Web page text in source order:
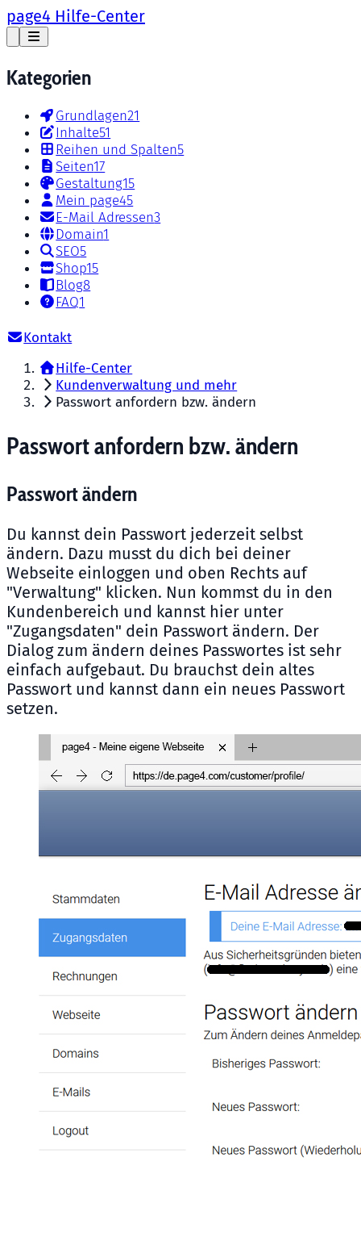
page4 Hilfe-Center
Kategorien
Grundlagen21
Inhalte51
Reihen und Spalten5
Seiten17
Gestaltung15
Mein page45
E-Mail Adressen3
Domain1
SEO5
Shop15
Blog8
FAQ1
Kontakt
Hilfe-Center
Kundenverwaltung und mehr
Passwort anfordern bzw. ändern
Passwort anfordern bzw. ändern
Passwort ändern
Du kannst dein Passwort jederzeit selbst
ändern. Dazu musst du dich bei deiner
Webseite einloggen und oben Rechts auf
"Verwaltung" klicken. Nun kommst du in den
Kundenbereich und kannst hier unter
"Zugangsdaten" dein Passwort ändern. Der
Dialog zum ändern deines Passwortes ist sehr
einfach aufgebaut. Du brauchst dein altes
Passwort und kannst dann ein neues Passwort
setzen.